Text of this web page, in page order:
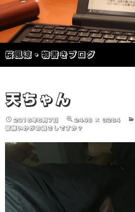
桜風涼・物書きブログ
検
索
ン
ツ
へ
ス
ッ
天ちゃん
2016年6月7日 2448 × 3264
皆様いかがお過ごしですか？